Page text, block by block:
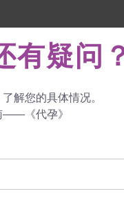
+447587761507
博客
有疑问
解您的具体情况。
——《代孕》